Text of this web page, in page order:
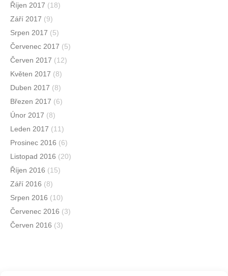
Říjen 2017 (18)
Září 2017 (9)
Srpen 2017 (5)
Červenec 2017 (5)
Červen 2017 (12)
Květen 2017 (8)
Duben 2017 (8)
Březen 2017 (6)
Únor 2017 (8)
Leden 2017 (11)
Prosinec 2016 (6)
Listopad 2016 (20)
Říjen 2016 (15)
Září 2016 (8)
Srpen 2016 (10)
Červenec 2016 (3)
Červen 2016 (3)